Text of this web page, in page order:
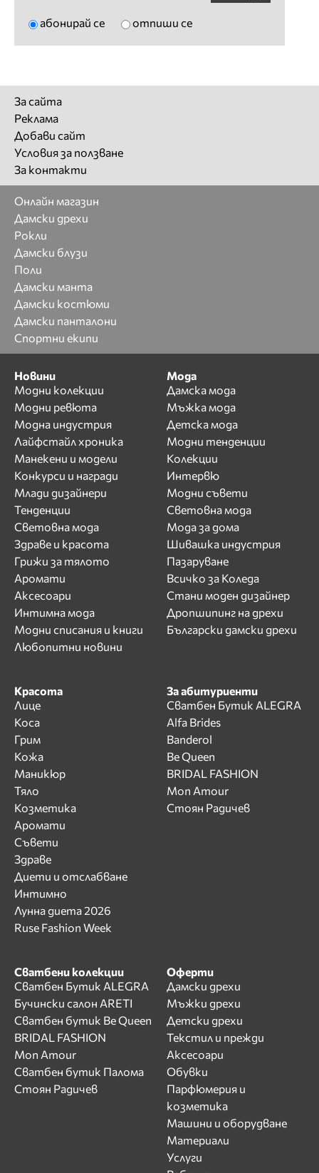
абонирай се отпиши се
За сайта
Реклама
Добави сайт
Условия за ползване
За контакти
Онлайн магазин
Дамски дрехи
Рокли
Дамски блузи
Поли
Дамски манта
Дамски костюми
Дамски панталони
Спортни екипи
Новини
Модни колекции
Модни ревюта
Модна индустрия
Лайфстайл хроника
Манекени и модели
Конкурси и награди
Млади дизайнери
Тенденции
Световна мода
Здраве и красота
Грижи за тялото
Аромати
Аксесоари
Интимна мода
Модни списания и книги
Любопитни новини
Мода
Дамска мода
Мъжка мода
Детска мода
Модни тенденции
Колекции
Интервю
Модни съвети
Световна мода
Мода за дома
Шивашка индустрия
Пазаруване
Всичко за Коледа
Стани моден дизайнер
Дропшипинг на дрехи
Български дамски дрехи
Красота
Лице
Коса
Грим
Кожа
Маникюр
Тяло
Козметика
Аромати
Съвети
Здраве
Диети и отслабване
Интимно
Лунна диета 2026
Ruse Fashion Week
За абитуриенти
Сватбен Бутик ALEGRA
Alfa Brides
Banderol
Be Queen
BRIDAL FASHION
Mon Amour
Стоян Радичев
Сватбени колекции
Сватбен Бутик ALEGRA
Бучински салон ARETI
Сватбен бутик Be Queen
BRIDAL FASHION
Mon Amour
Сватбен бутик Палома
Стоян Радичев
Оферти
Дамски дрехи
Мъжки дрехи
Детски дрехи
Текстил и прежди
Аксесоари
Обувки
Парфюмерия и
козметика
Машини и оборудване
Материали
Услуги